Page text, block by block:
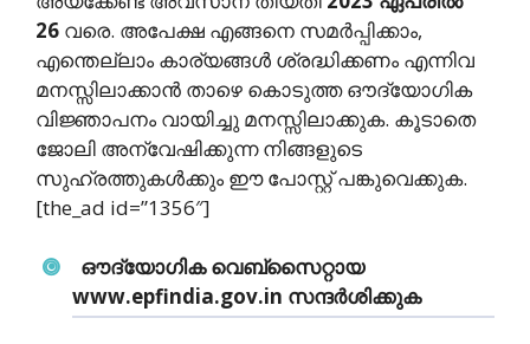
26 വരെ. അപേക്ഷ എങ്ങനെ സമര്‍പ്പിക്കാം,
എന്തെല്ലാം കാര്യങ്ങള്‍ ശ്രദ്ധിക്കണം എന്നിവ
മനസ്സിലാക്കാന്‍ താഴെ കൊടുത്ത ഔദ്യോഗിക
വിജ്ഞാപനം വായിച്ചു മനസ്സിലാക്കുക. കൂടാതെ
ജോലി അന്വേഷിക്കുന്ന നിങ്ങളുടെ
സുഹ്രത്തുകള്‍ക്കും ഈ പോസ്റ്റ് പങ്കുവെക്കുക.
[the_ad id=”1356″]
ഔദ്യോ​ഗിക വെബ്സൈറ്റായ
www.epfindia.gov.in സന്ദർശിക്കുക